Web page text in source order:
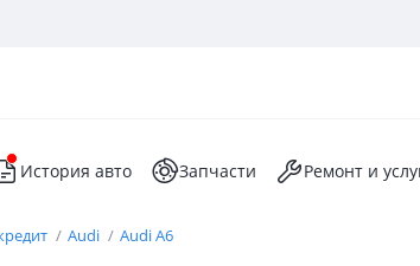
История авто Запчасти Ремонт и
Audi Audi A6